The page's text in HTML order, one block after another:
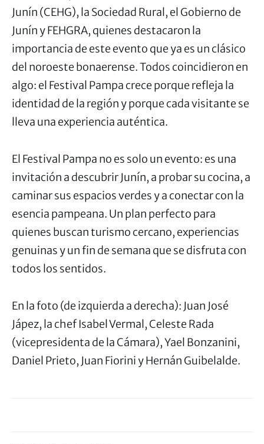
Junín (CEHG), la Sociedad Rural, el Gobierno de
Junín y FEHGRA, quienes destacaron la
importancia de este evento que ya es un clásico
del noroeste bonaerense. Todos coincidieron en
algo: el Festival Pampa crece porque refleja la
identidad de la región y porque cada visitante se
lleva una experiencia auténtica.
El Festival Pampa no es solo un evento: es una
invitación a descubrir Junín, a probar su cocina, a
caminar sus espacios verdes y a conectar con la
esencia pampeana. Un plan perfecto para
quienes buscan turismo cercano, experiencias
genuinas y un fin de semana que se disfruta con
todos los sentidos.
En la foto (de izquierda a derecha): Juan José
Jápez, la chef Isabel Vermal, Celeste Rada
(vicepresidenta de la Cámara), Yael Bonzanini,
Daniel Prieto, Juan Fiorini y Hernán Guibelalde.